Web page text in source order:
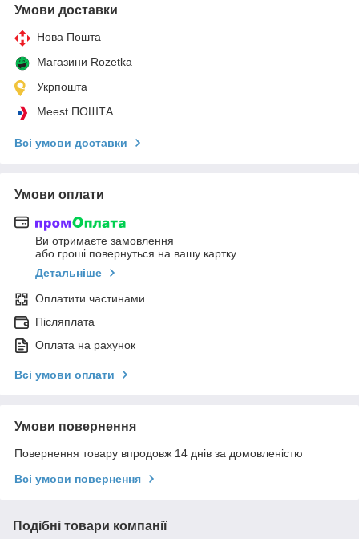
Умови доставки
Нова Пошта
Магазини Rozetka
Укрпошта
Meest ПОШТА
Всі умови доставки
Умови оплати
Ви отримаєте замовлення
або гроші повернуться на вашу картку
Детальніше
Оплатити частинами
Післяплата
Оплата на рахунок
Всі умови оплати
Умови повернення
Повернення товару впродовж 14 днів за домовленістю
Всі умови повернення
Подібні товари компанії